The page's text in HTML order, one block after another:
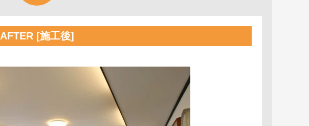
AFTER [施工後]